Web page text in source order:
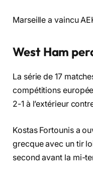
Marseille a vaincu
West Ham
La série de 17
compétitions
2-1 à l’extérieur
Kostas Fortounis a
grecque avec un tir
second avant la mi-